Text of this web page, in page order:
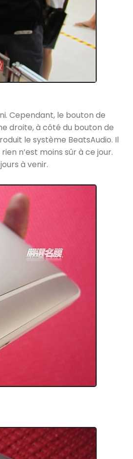
Cependant, le bouton de
droite, à côté du bouton de
le système BeatsAudio. Il
n’est moins sûr à ce jour.
à venir.